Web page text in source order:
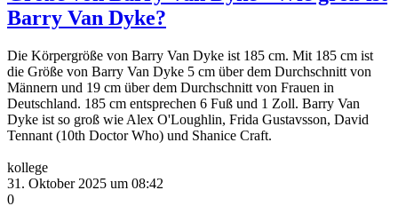
Barry Van Dyke?
Die Körpergröße von Barry Van Dyke ist 185 cm. Mit 185 cm ist
die Größe von Barry Van Dyke 5 cm über dem Durchschnitt von
Männern und 19 cm über dem Durchschnitt von Frauen in
Deutschland. 185 cm entsprechen 6 Fuß und 1 Zoll. Barry Van
Dyke ist so groß wie Alex O'Loughlin, Frida Gustavsson, David
Tennant (10th Doctor Who) und Shanice Craft.
kollege
31. Oktober 2025 um 08:42
0